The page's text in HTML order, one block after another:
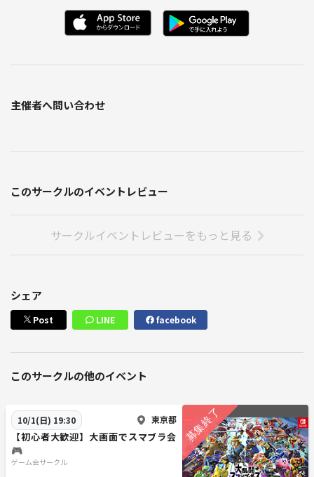
主催者へ問い合わせ
このサークルのイベントレビュー
サークルイベントレビューをもっと見る
シェア
Post LINE facebook
このサークルの他のイベント
10/1(日) 19:30 東京都
【初心者大歓迎】大画面でスマブラ会
🎮
ゲーム会サークル